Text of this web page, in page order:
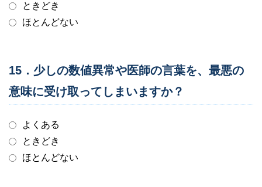
ときどき
ほとんどない
15．少しの数値異常や医師の言葉を、最悪の
意味に受け取ってしまいますか？
よくある
ときどき
ほとんどない